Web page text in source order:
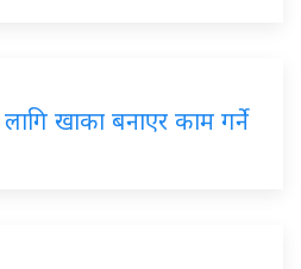
खाका बनाएर काम गर्ने